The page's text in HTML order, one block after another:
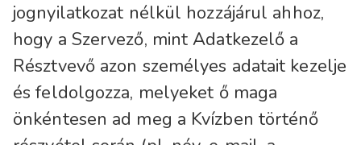
jognyilatkozat nélkül hozzájárul ahhoz,
hogy a Szervező, mint Adatkezelő a
Résztvevő azon személyes adatait kezelje
és feldolgozza, melyeket ő maga
önkéntesen ad meg a Kvízben történő